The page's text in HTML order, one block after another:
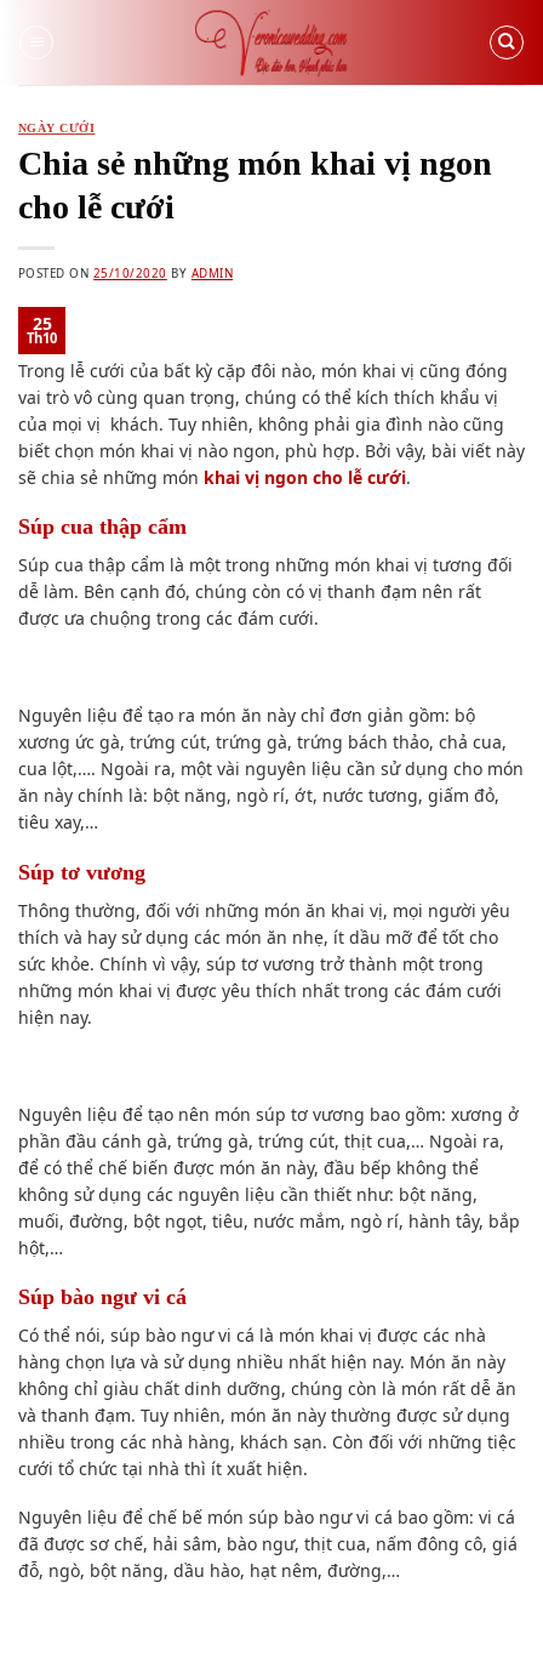
NGÀY CƯỚI
Chia sẻ những món khai vị ngon
cho lễ cưới
POSTED ON 25/10/2020 BY ADMIN
25
Th10
Trong lễ cưới của bất kỳ cặp đôi nào, món khai vị cũng đóng
vai trò vô cùng quan trọng, chúng có thể kích thích khẩu vị
của mọi vị khách. Tuy nhiên, không phải gia đình nào cũng
biết chọn món khai vị nào ngon, phù hợp. Bởi vậy, bài viết này
sẽ chia sẻ những món khai vị ngon cho lễ cưới.
Súp cua thập cẩm
Súp cua thập cẩm là một trong những món khai vị tương đối
dễ làm. Bên cạnh đó, chúng còn có vị thanh đạm nên rất
được ưa chuộng trong các đám cưới.
Nguyên liệu để tạo ra món ăn này chỉ đơn giản gồm: bộ
xương ức gà, trứng cút, trứng gà, trứng bách thảo, chả cua,
cua lột,…. Ngoài ra, một vài nguyên liệu cần sử dụng cho món
ăn này chính là: bột năng, ngò rí, ớt, nước tương, giấm đỏ,
tiêu xay,…
Súp tơ vương
Thông thường, đối với những món ăn khai vị, mọi người yêu
thích và hay sử dụng các món ăn nhẹ, ít dầu mỡ để tốt cho
sức khỏe. Chính vì vậy, súp tơ vương trở thành một trong
những món khai vị được yêu thích nhất trong các đám cưới
hiện nay.
Nguyên liệu để tạo nên món súp tơ vương bao gồm: xương ở
phần đầu cánh gà, trứng gà, trứng cút, thịt cua,… Ngoài ra,
để có thể chế biến được món ăn này, đầu bếp không thể
không sử dụng các nguyên liệu cần thiết như: bột năng,
muối, đường, bột ngọt, tiêu, nước mắm, ngò rí, hành tây, bắp
hột,…
Súp bào ngư vi cá
Có thể nói, súp bào ngư vi cá là món khai vị được các nhà
hàng chọn lựa và sử dụng nhiều nhất hiện nay. Món ăn này
không chỉ giàu chất dinh dưỡng, chúng còn là món rất dễ ăn
và thanh đạm. Tuy nhiên, món ăn này thường được sử dụng
nhiều trong các nhà hàng, khách sạn. Còn đối với những tiệc
cưới tổ chức tại nhà thì ít xuất hiện.
Nguyên liệu để chế bế món súp bào ngư vi cá bao gồm: vi cá
đã được sơ chế, hải sâm, bào ngư, thịt cua, nấm đông cô, giá
đỗ, ngò, bột năng, dầu hào, hạt nêm, đường,…